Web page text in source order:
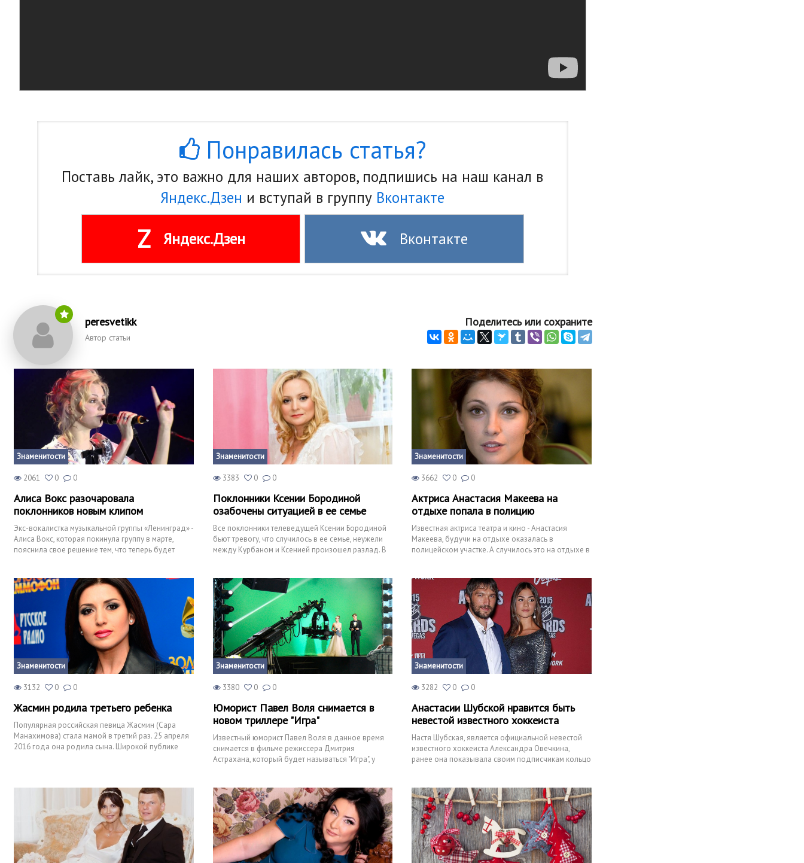
Понравилась статья?
Поставь лайк, это важно для наших авторов, подпишись на наш канал в
Яндекс.Дзен и вступай в группу Вконтакте
Z Яндекс.Дзен Вконтакте
peresvetikk
Автор статьи
Поделитесь или сохраните
Знаменитости
2061 0 0
Алиса Вокс разочаровала
поклонников новым клипом
Экс-вокалистка музыкальной группы «Ленинград» -
Алиса Вокс, которая покинула группу в марте,
пояснила свое решение тем, что теперь будет
Знаменитости
3383 0 0
Поклонники Ксении Бородиной
озабочены ситуацией в ее семье
Все поклонники телеведущей Ксении Бородиной
бьют тревогу, что случилось в ее семье, неужели
между Курбаном и Ксенией произошел разлад. В
Знаменитости
3662 0 0
Актриса Анастасия Макеева на
отдыхе попала в полицию
Известная актриса театра и кино - Анастасия
Макеева, будучи на отдыхе оказалась в
полицейском участке. А случилось это на отдыхе в
Знаменитости
3132 0 0
Жасмин родила третьего ребенка
Популярная российская певица Жасмин (Cара
Манахимова) стала мамой в третий раз. 25 апреля
2016 года она родила сына. Широкой публике
Знаменитости
3380 0 0
Юморист Павел Воля снимается в
новом триллере "Игра"
Известный юморист Павел Воля в данное время
снимается в фильме режиссера Дмитрия
Астрахана, который будет называться "Игра", у
Знаменитости
3282 0 0
Анастасии Шубской нравится быть
невестой известного хоккеиста
Настя Шубская, является официальной невестой
известного хоккеиста Александра Овечкина,
ранее она показывала своим подписчикам кольцо